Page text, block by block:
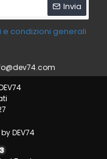
Invia
e condizioni generali
DEV74